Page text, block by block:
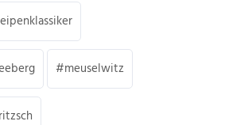
meuselwitz